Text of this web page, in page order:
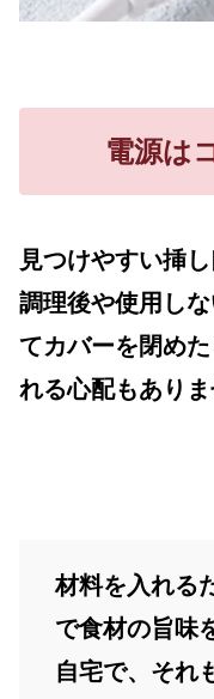
電源は
見つけやすい挿
調理後や使用し
てカバーを閉め
れる心配もありま
材料を入れる
で食材の旨味
自宅で、それ